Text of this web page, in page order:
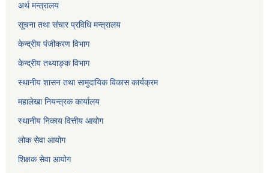
अर्थ मन्त्रालय
सूचना तथा संचार प्रविधि मन्त्रालय
केन्द्रीय पंजीकरण विभाग
केन्द्रीय तथ्याङ्क विभाग
स्थानीय शासन तथा सामुदायिक विकास कार्यक्रम
महालेखा नियन्त्रक कार्यालय
स्थानीय निकाय वित्तीय आयोग
लोक सेवा आयोग
शिक्षक सेवा आयोग